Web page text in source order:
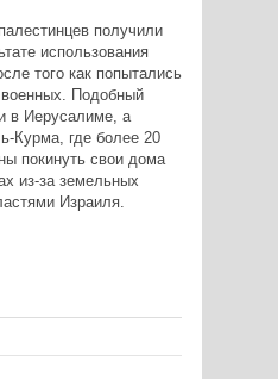
получили
использования
того как попытались
Подобный
в Иерусалиме, а
Курма, где более 20
покинуть свои дома
из-за земельных
Израиля.